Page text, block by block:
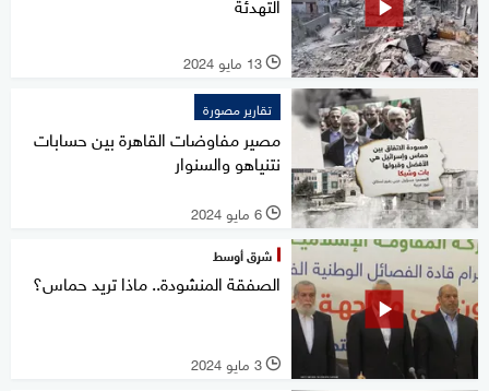
l 13 مايو 2024
تقارير مصورة
مصير مفاوضات القاهرة بين حسابات
نتنياهو والسنوار
l 6 مايو 2024
شرق أوسط
الصفقة المنشودة.. ماذا تريد حماس؟
l 3 مايو 2024